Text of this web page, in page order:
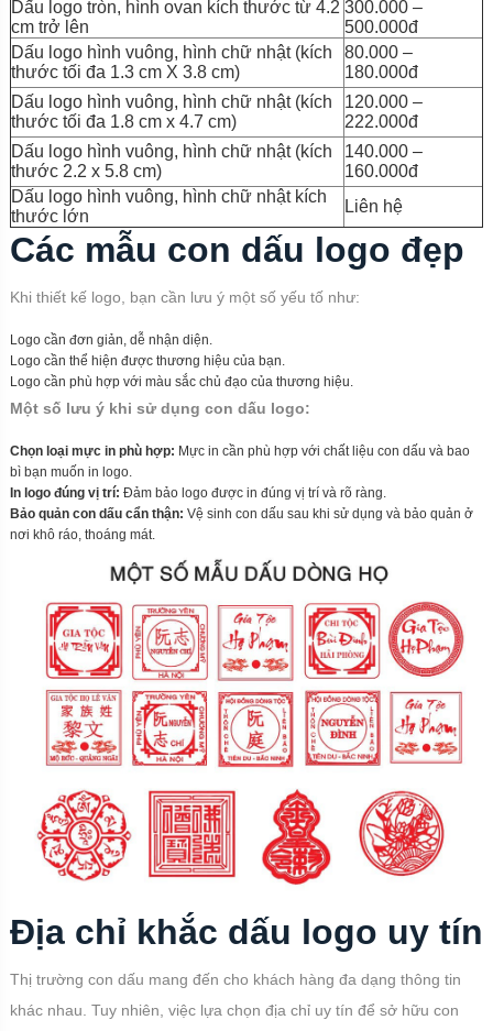
Dấu logo tròn, hình ovan kích thước từ 4.2
cm trở lên
300.000 –
500.000đ
Dấu logo hình vuông, hình chữ nhật (kích
thước tối đa 1.3 cm X 3.8 cm)
80.000 –
180.000đ
Dấu logo hình vuông, hình chữ nhật (kích
thước tối đa 1.8 cm x 4.7 cm)
120.000 –
222.000đ
Dấu logo hình vuông, hình chữ nhật (kích
thước 2.2 x 5.8 cm)
140.000 –
160.000đ
Dấu logo hình vuông, hình chữ nhật kích
thước lớn
Liên hệ
Các mẫu con dấu logo đẹp
Khi thiết kế logo, bạn cần lưu ý một số yếu tố như:
Logo cần đơn giản, dễ nhận diện.
Logo cần thể hiện được thương hiệu của bạn.
Logo cần phù hợp với màu sắc chủ đạo của thương hiệu.
Một số lưu ý khi sử dụng con dấu logo:
Chọn loại mực in phù hợp: Mực in cần phù hợp với chất liệu con dấu và bao
bì bạn muốn in logo.
In logo đúng vị trí: Đảm bảo logo được in đúng vị trí và rõ ràng.
Bảo quản con dấu cẩn thận: Vệ sinh con dấu sau khi sử dụng và bảo quản ở
nơi khô ráo, thoáng mát.
Địa chỉ khắc dấu logo uy tín
Thị trường con dấu mang đến cho khách hàng đa dạng thông tin
khác nhau. Tuy nhiên, việc lựa chọn địa chỉ uy tín để sở hữu con